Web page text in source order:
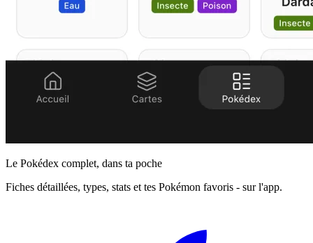
Le Pokédex complet, dans ta poche
Fiches détaillées, types, stats et tes Pokémon favoris - sur l'app.